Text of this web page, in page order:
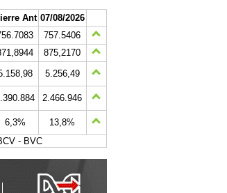
Ant 07/08/2026
757.5406
875,2170
5.256,49
2.466.946
6,3%
13,8%
- BVC